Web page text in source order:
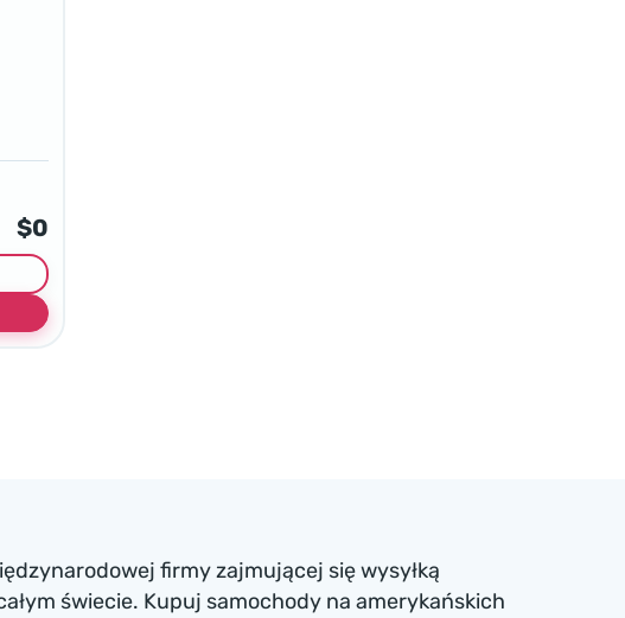
$0
firmy zajmującej się wysyłką
świecie. Kupuj samochody na amerykańskich